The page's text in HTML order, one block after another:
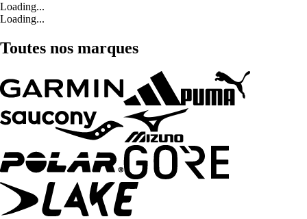
Loading...
Loading...
Toutes nos marques